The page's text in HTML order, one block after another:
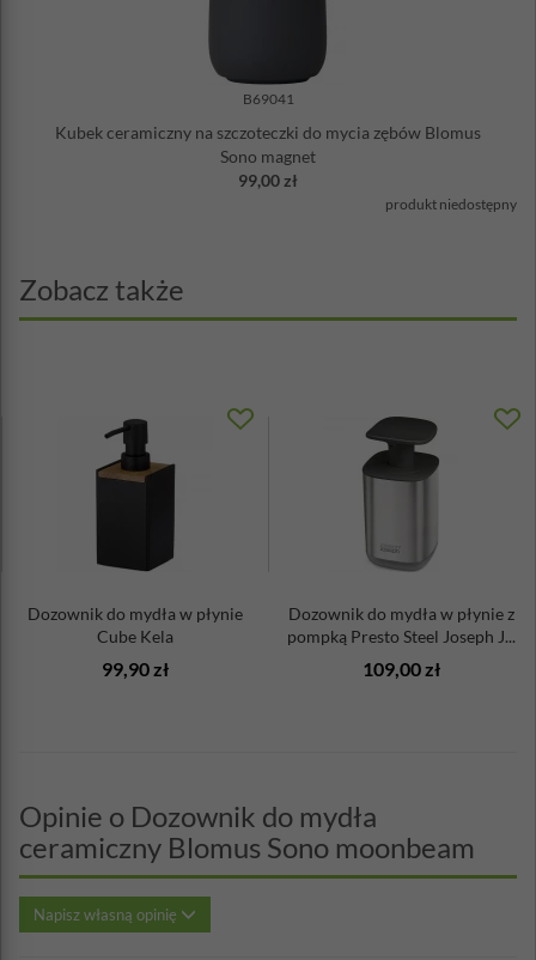
B69041
Kubek ceramiczny na szczoteczki do mycia zębów Blomus
Sono magnet
99,00 zł
produkt niedostępny
Zobacz także
Dozownik do mydła w płynie
Cube Kela
99,90 zł
Dozownik do mydła w płynie z
pompką Presto Steel Joseph J...
109,00 zł
Opinie o Dozownik do mydła
ceramiczny Blomus Sono moonbeam
Napisz własną opinię